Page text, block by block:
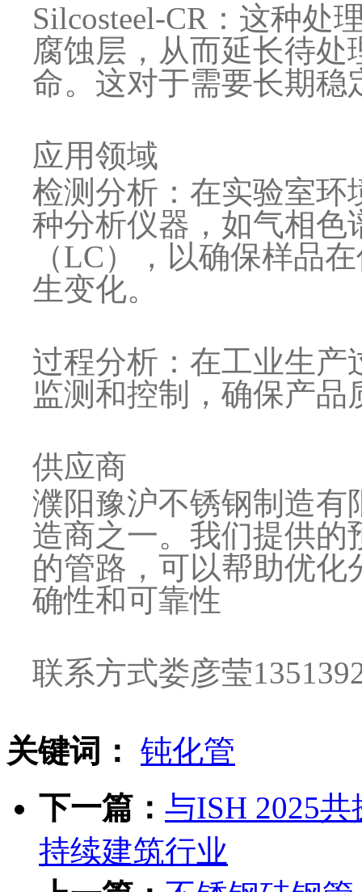
Silcosteel-CR：这种处
腐蚀层，从而延长待
命。这对于需要长期稳
应用领域
检测分析：在实验室环
种分析仪器，如气相色
（LC），以确保样品
生变化。
过程分析：在工业生产
监测和控制，确保产品
供应商
濮阳豫沪不锈钢制造有
造商之一。我们提供的
的管路，可以帮助优
确性和可靠性
联系方式娄彦莹
关键词： 钝化管
下一篇： 与ISH 2025
持续建筑行业